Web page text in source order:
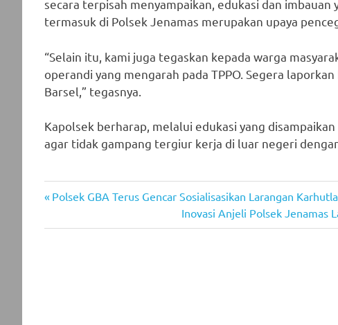
secara terpisah menyampaikan, edukasi dan
termasuk di Polsek Jenamas merupakan upaya
“Selain itu, kami juga tegaskan kepada warga
operandi yang mengarah pada TPPO. Segera
Barsel,” tegasnya.
Kapolsek berharap, melalui edukasi yang
agar tidak gampang tergiur kerja di luar negeri
Post
navigation
Previous
Polsek GBA Terus Gencar Sosialisasikan Larangan Karhutla
Next
Post:
Inovasi Anjeli Polsek Jenamas